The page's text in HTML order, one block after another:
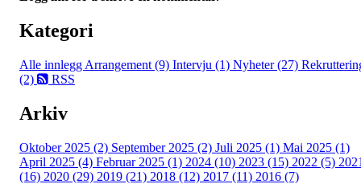
Kategori
Alle innlegg Arrangement (9) Intervju (1) Nyheter (27)
(2)
RSS
Arkiv
Oktober 2025 (2) September 2025 (2) Juli 2025 (1) Mai 2025 (1)
April 2025 (4) Februar 2025 (1) 2024 (10) 2023 (15) 2022 (5)
(16) 2020 (29) 2019 (21) 2018 (12) 2017 (11) 2016 (7)